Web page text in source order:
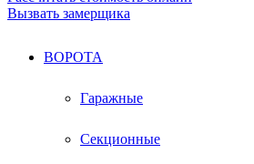
Вызвать замерщика
ВОРОТА
Гаражные
Секционные